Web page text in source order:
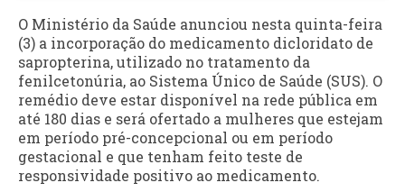
O Ministério da Saúde anunciou nesta quinta-feira
(3) a incorporação do medicamento dicloridato de
sapropterina, utilizado no tratamento da
fenilcetonúria, ao Sistema Único de Saúde (SUS). O
remédio deve estar disponível na rede pública em
até 180 dias e será ofertado a mulheres que estejam
em período pré-concepcional ou em período
gestacional e que tenham feito teste de
responsividade positivo ao medicamento.